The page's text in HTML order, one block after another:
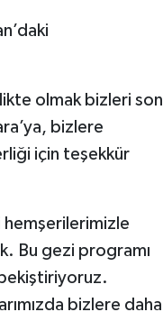
olmak bizleri son
bizlere
için teşekkür
hemşerilerimizle
Bu gezi programı
pekiştiriyoruz.
bizlere daha